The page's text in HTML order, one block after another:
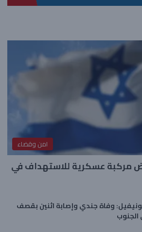
امن وقضاء
مركبة عسكرية للاستهداف في
وفاة جندي وإصابة اثنين بقصف